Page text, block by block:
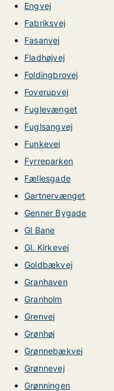
Engvej
Fabriksvej
Fasanvej
Fladhøjvej
Foldingbrovej
Foverupvej
Fuglevænget
Fuglsangvej
Funkevej
Fyrreparken
Fællesgade
Gartnervænget
Genner Bygade
Gl Bane
Gl. Kirkevej
Goldbækvej
Granhaven
Granholm
Grenvej
Grønhøj
Grønnebækvej
Grønnevej
Grønningen